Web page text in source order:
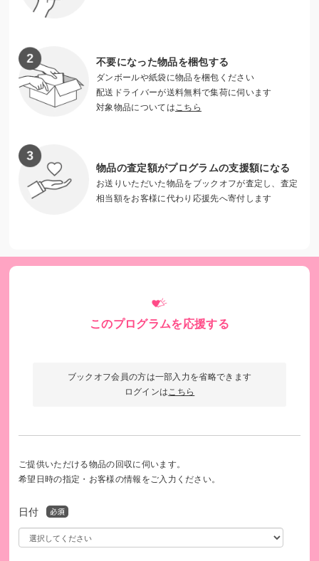
このプログラムは、SDGsの取り組みを促進します。
不要になった物品を梱包する
ダンボールや紙袋に物品を梱包ください
配送ドライバーが送料無料で集荷に伺います
対象物品については こちら
物品の査定額がプログラムの支援額になる
お送りいただいた物品をブックオフが査定し、査定
相当額をお客様に代わり応援先へ寄付します
このプログラムを応援する
ブックオフ会員の方は一部入力を省略できます
ログインはこちら
ご提供いただける物品の回収に伺います。
希望日時の指定・お客様の情報をご入力ください。
日付